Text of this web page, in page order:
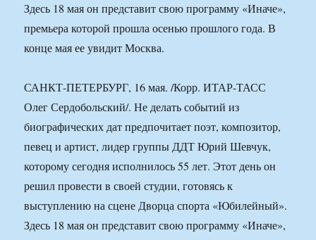
Здесь 18 мая он представит свою программу «Иначе»,
премьера которой прошла осенью прошлого года. В
конце мая ее увидит Москва.
САНКТ-ПЕТЕРБУРГ, 16 мая. /Корр. ИТАР-ТАСС
Олег Сердобольский/. Не делать событий из
биографических дат предпочитает поэт, композитор,
певец и артист, лидер группы ДДТ Юрий Шевчук,
которому сегодня исполнилось 55 лет. Этот день он
решил провести в своей студии, готовясь к
выступлению на сцене Дворца спорта «Юбилейный».
Здесь 18 мая он представит свою программу «Иначе»,